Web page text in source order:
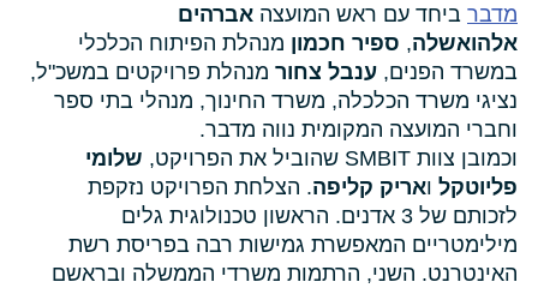
מדבר ביחד עם ראש המועצה אברהים
אלהואשלה, ספיר חכמון מנהלת הפיתוח הכלכלי
במשרד הפנים, ענבל צחור מנהלת פרויקטים במשכ"ל,
נציגי משרד הכלכלה, משרד החינוך, מנהלי בתי ספר
וחברי המועצה המקומית נווה מדבר.
וכמובן צוות SMBIT שהוביל את הפרויקט,
שלומי
פליוטקל ואריק קליפה. הצלחת הפרויקט נזקפת
לזכותם של 3 אדנים. הראשון טכנולוגית גלים
מילימטריים המאפשרת גמישות רבה בפריסת רשת
האינטרנט. השני, הרתמות משרדי הממשלה ובראשם